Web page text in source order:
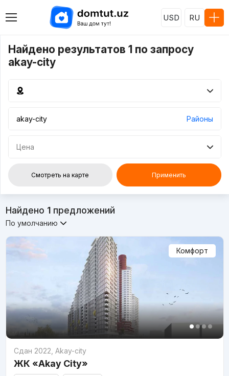
USD RU
Найдено результатов 1 по запросу
akay-city
Районы
Цена
Смотреть на карте Применить
Найдено 1предложений
По умолчанию
Комфорт
Сдан 2022 Akay-city
ЖК «Akay City»